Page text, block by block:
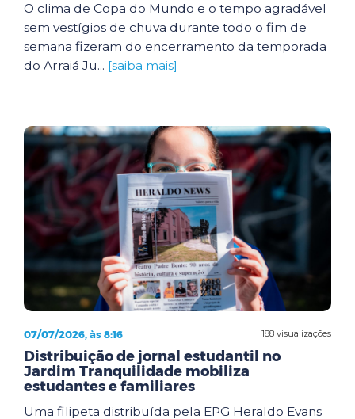
O clima de Copa do Mundo e o tempo agradável
sem vestígios de chuva durante todo o fim de
semana fizeram do encerramento da temporada
do Arraiá Ju... [saiba mais]
188 visualizações
07/07/2026, às 8:16
Distribuição de jornal estudantil no
Jardim Tranquilidade mobiliza
estudantes e familiares
Uma filipeta distribuída pela EPG Heraldo Evans